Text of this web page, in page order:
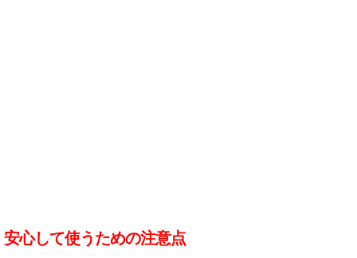
安心して使うための注意点